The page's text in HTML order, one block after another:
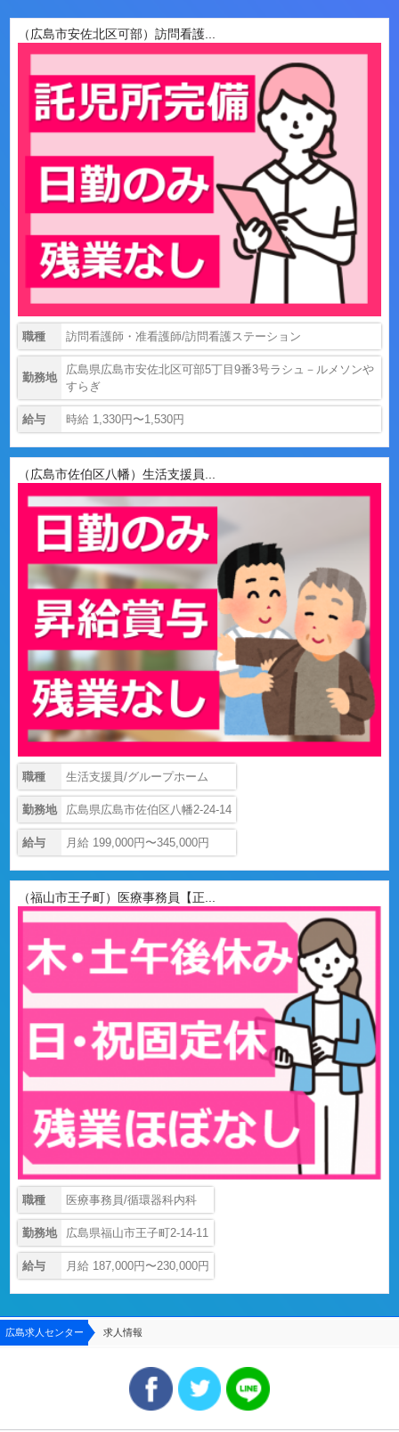
（広島市安佐北区可部）訪問看護...
職種 訪問看護師・准看護師/訪問看護ステーション
勤務地
広島県広島市安佐北区可部5丁目9番3号ラシュ－ルメソンや
すらぎ
給与 時給 1,330円〜1,530円
（広島市佐伯区八幡）生活支援員...
職種 生活支援員/グループホーム
勤務地 広島県広島市佐伯区八幡2-24-14
給与 月給 199,000円〜345,000円
（福山市王子町）医療事務員【正...
職種 医療事務員/循環器科内科
勤務地 広島県福山市王子町2-14-11
給与 月給 187,000円〜230,000円
広島求人センター 求人情報